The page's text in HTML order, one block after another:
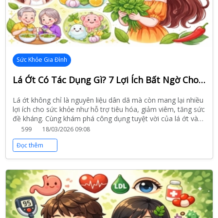
Sức Khỏe Gia Đình
Lá Ớt Có Tác Dụng Gì? 7 Lợi Ích Bất Ngờ Cho Sức Khỏe Bạn Nên Biết
Lá ớt không chỉ là nguyên liệu dân dã mà còn mang lại nhiều
lợi ích cho sức khỏe như hỗ trợ tiêu hóa, giảm viêm, tăng sức
đề kháng. Cùng khám phá công dụng tuyệt vời của lá ớt và
cách sử dụng hiệu quả.
599
18/03/2026 09:08
Đọc thêm